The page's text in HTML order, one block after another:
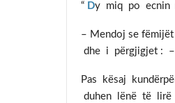
“ Dy miq po ecnin
– Mendoj se
dhe i përgjigjet :
Pas kësaj
duhen lënë të lirë